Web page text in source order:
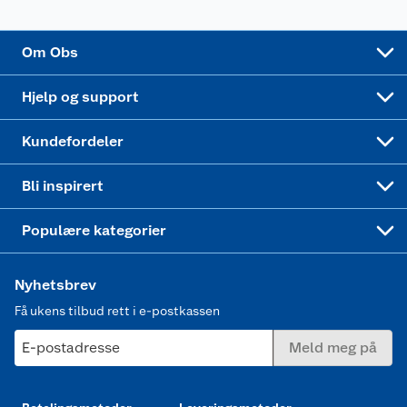
Om Obs
Hjelp og support
Kundefordeler
Bli inspirert
Populære kategorier
Nyhetsbrev
Få ukens tilbud rett i e-postkassen
E-postadresse Meld meg på